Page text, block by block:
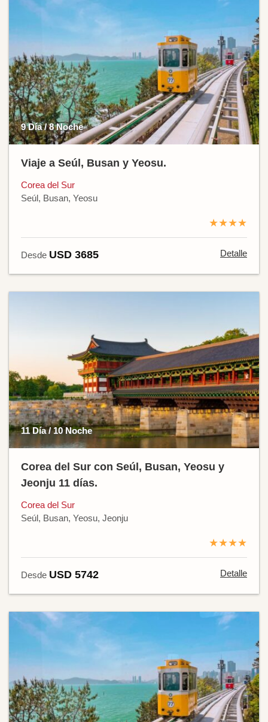
9 Día / 8 Noche
Viaje a Seúl, Busan y Yeosu.
Corea del Sur
Seúl, Busan, Yeosu
★★★★
Desde USD 3685 Detalle
11 Día / 10 Noche
Corea del Sur con Seúl, Busan, Yeosu y
Jeonju 11 días.
Corea del Sur
Seúl, Busan, Yeosu, Jeonju
★★★★
Desde USD 5742 Detalle